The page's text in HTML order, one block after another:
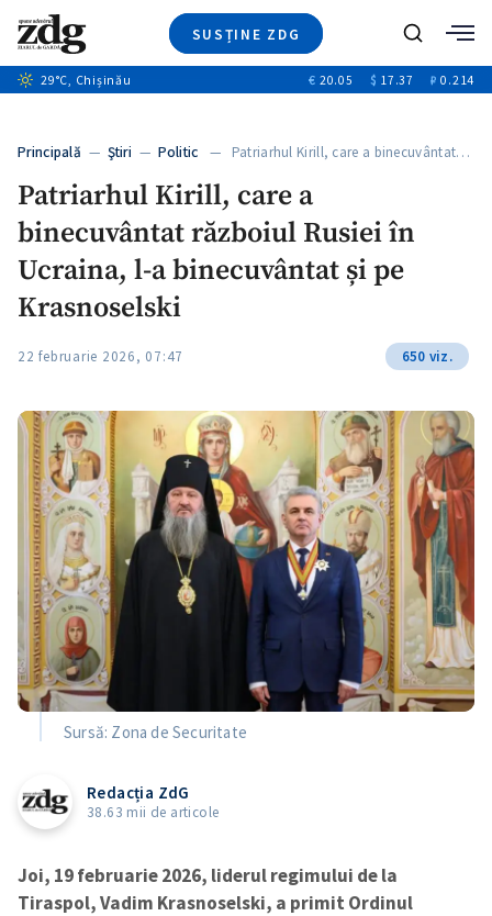
SUSȚINE ZDG
Ştiri
+12
Video
Special
Blog
Caută
29°C, Chișinău € 20.05 $ 17.37 ₽ 0.214
Principală — Ştiri — Politic — Patriarhul Kirill, care a binecuvântat…
Patriarhul Kirill, care a
binecuvântat războiul Rusiei în
Ucraina, l-a binecuvântat și pe
Krasnoselski
22 februarie 2026, 07:47 650 viz.
Sursă: Zona de Securitate
Redacția ZdG
38.63 mii de articole
Joi, 19 februarie 2026, liderul regimului de la
Tiraspol, Vadim Krasnoselski, a primit Ordinul